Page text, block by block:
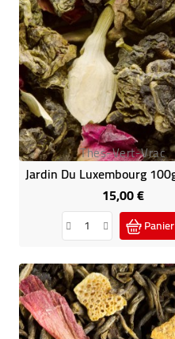
Thes-Vert-Vrac
15,00 €Prix
Panier